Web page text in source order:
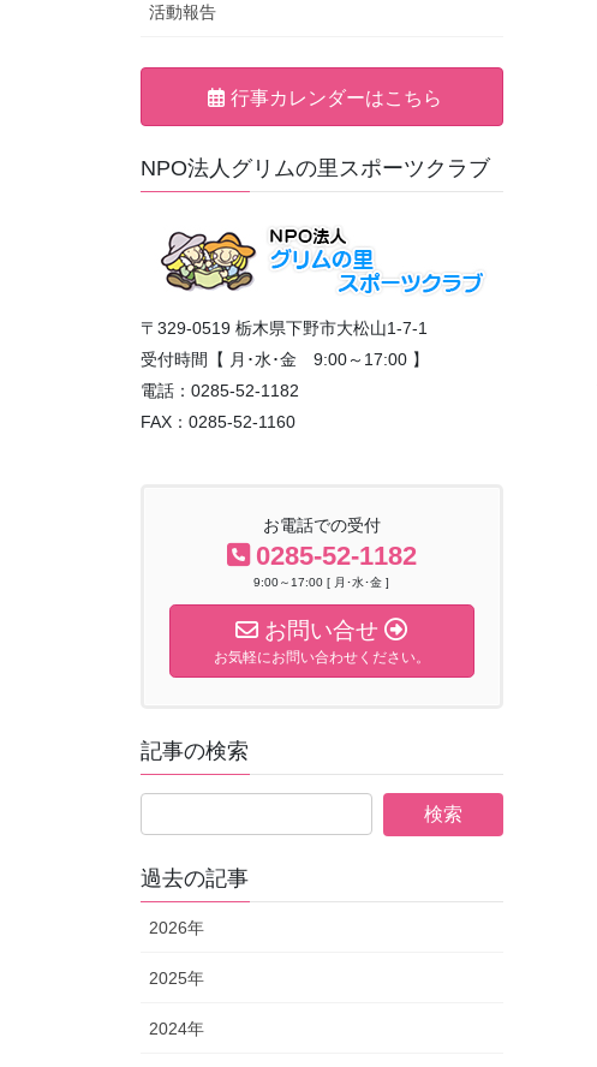
活動報告
行事カレンダーはこちら
NPO法人グリムの里スポーツクラブ
〒329-0519 栃木県下野市大松山1-7-1
受付時間【 月･水･金 9:00～17:00 】
電話：0285-52-1182
FAX：0285-52-1160
お電話での受付
0285-52-1182
9:00～17:00 [ 月･水･金 ]
お問い合せ
お気軽にお問い合わせください。
記事の検索
過去の記事
2026年
2025年
2024年